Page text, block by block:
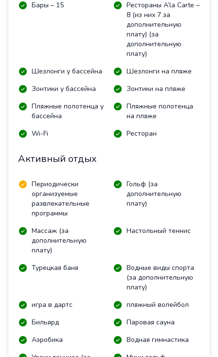
Бары – 15
Рестораны A’la Carte –
8 (из них 7 за
дополнительную
плату) (за
дополнительную
плату)
Шезлонги у бассейна
Шезлонги на пляже
Зонтики у бассейна
Зонтики на пляже
Пляжные полотенца у
бассейна
Пляжные полотенца
на пляже
Wi-Fi
Ресторан
Активный отдых
Периодически
организуемые
развлекательные
программы
Гольф (за
дополнительную
плату)
Массаж (за
дополнительную
плату)
Настольный теннис
Турецкая баня
Водные виды спорта
(за дополнительную
плату)
игра в дартс
пляжный волейбол
Бильярд
Паровая сауна
Аэробика
Водная гимнастика